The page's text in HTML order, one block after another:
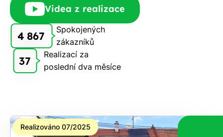
Vám
zdarma
nárok.
Stačí
Videa z realizace
4 867
Spokojených
zákazníků
37
Realizací za
poslední dva měsíce
Realizováno 07/2025